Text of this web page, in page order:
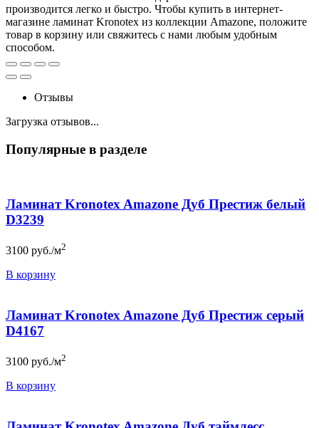
производится легко и быстро. Чтобы купить в интернет-
магазине ламинат Kronotex из коллекции Amazone, положите
товар в корзину или свяжитесь с нами любым удобным
способом.
Отзывы
Загрузка отзывов...
Популярные в разделе
Ламинат Kronotex Amazone Дуб Престиж белый
D3239
3100 руб./м2
В корзину
Ламинат Kronotex Amazone Дуб Престиж серый
D4167
3100 руб./м2
В корзину